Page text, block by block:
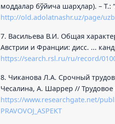
моддалар бўйича шарҳлар). – Т.:
http://old.adolatnashr.uz/page/
7. Васильева В.И. Общая
Австрии и Франции: дисс. ...
https://search.rsl.ru/ru/record/
8. Чиканова Л.А. Срочный
Чесалина, А. Шаррер // Трудовое
https://www.researchgate.net/
PRAVOVOJ_ASPEKT